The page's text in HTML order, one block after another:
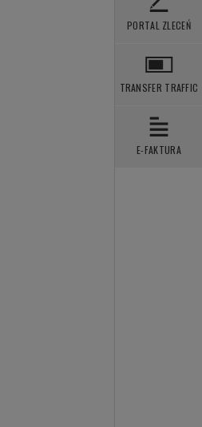
PORTAL ZLECEŃ
TRANSFER TRAFFIC
E-FAKTURA